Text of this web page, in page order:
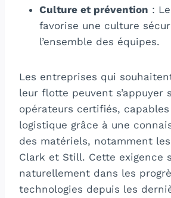
Culture et prévention :
favorise une culture
l’ensemble des équipes.
Les entreprises qui
leur flotte peuvent s’appuyer
opérateurs certifiés, capables
logistique grâce à une
des matériels, notamment
Clark et Still. Cette exigence
naturellement dans les
technologies depuis les